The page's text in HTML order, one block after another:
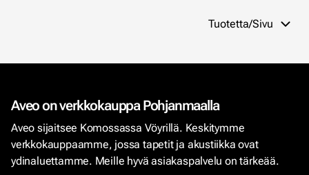
Tuotetta/Sivu
Aveo on verkkokauppa Pohjanmaalla
Aveo sijaitsee Komossassa Vöyrillä. Keskitymme
verkkokauppaamme, jossa tapetit ja akustiikka ovat
ydinaluettamme. Meille hyvä asiakaspalvelu on tärkeää.